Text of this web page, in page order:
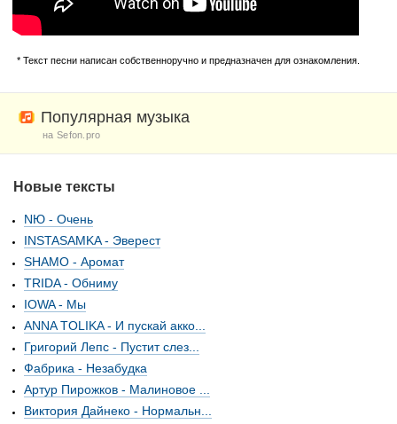
* Текст песни написан собственноручно и предназначен для ознакомления.
Популярная музыка
на Sefon.pro
Новые тексты
NЮ - Очень
INSTASAMKA - Эверест
SHAMO - Аромат
TRIDA - Обниму
IOWA - Мы
ANNA TOLIKA - И пускай акко...
Григорий Лепс - Пустит слез...
Фабрика - Незабудка
Артур Пирожков - Малиновое ...
Виктория Дайнеко - Нормальн...